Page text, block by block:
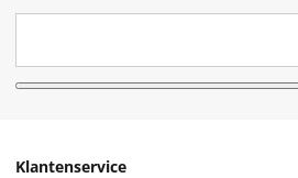
Klantenservice